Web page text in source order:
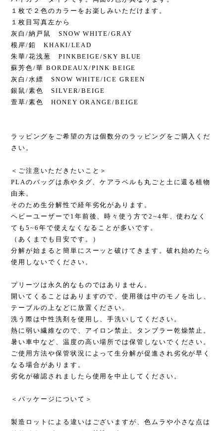
１枚で２色のカラーをお楽しみいただけます。
１枚目写真左から
灰白/納戸鼠 SNOW WHITE/GRAY
根岸/鉛 KHAKI/LEAD
朱華/花浅葱 PINKBEIGE/SKY BLUE
蘇芳色/華 BORDEAUX/PINK BEIGE
灰白/水縹 SNOW WHITE/ICE GREEN
銀鼠/素色 SILVER/BEIGE
萱草/素色 HONEY ORANGE/BEIGE
ラッピングをご希望の方は個数分のラッピングをご購入くだ
さい。
＜ご注意いただきたいこと＞
PLAのバッグは糸やタグ、ケアラベルも丸ごと土に還る植物
由来。
そのため生分解性で経年劣化があります。
ヘビーユーザーで1年前後、時々使う方で2~4年、使わなく
ても5~6年で使えなくなることが多いです。
（あくまでも目安です。）
分解が始まると簡単にスーッと破けてきます。破れ始めたら
使用しないでください。
プリーツは永久的なものではありません。
開いてくることはありますので、使用後は中のモノを出し、
テーブルの上などに放置ください。
洗う際は中性洗剤を使用し、手洗いしてください。
熱に弱い繊維なので、アイロン禁止。タンブラー乾燥禁止。
暑い車中など、温度の高い場所では保管しないでください。
ご使用方法や保管状況によって生分解が促進され劣化が早く
なる場合があります。
劣化が確認されましたら使用を中止してください。
＜パッケージについて＞
製造ロットによる違いはございますが、色ムラや小さな点は